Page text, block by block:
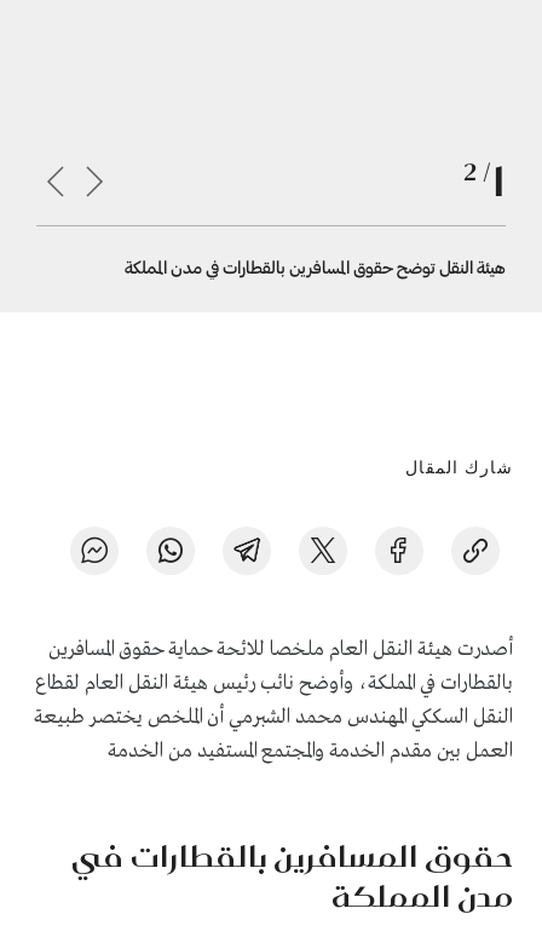
هيئة النقل توضح حقوق المسافرين بالقطارات في مدن المملكة
شارك المقال
أصدرت هيئة النقل العام ملخصا للائحة حماية حقوق المسافرين
بالقطارات في المملكة، وأوضح نائب رئيس هيئة النقل العام لقطاع
النقل السككي المهندس محمد الشبرمي أن الملخص يختصر طبيعة
العمل بين مقدم الخدمة والمجتمع المستفيد من الخدمة
حقوق المسافرين بالقطارات في
مدن المملكة